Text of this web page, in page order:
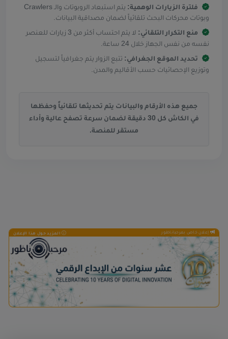
فلترة الزيارات الوهمية:
يتم استبعاد الروبوتات والـ Crawlers
وبوتات محركات البحث تلقائياً لضمان مصداقية البيانات.
منع التكرار التلقائي:
لا يتم احتساب أكثر من 3 زيارات للعنصر
نفسه من نفس الجهاز خلال 24 ساعة.
تحديد الموقع الجغرافي: تتبع الزوار يتم جغرافياً لتسجيل
وتوزيع الإحصائيات حسب الأقاليم والمدن.
جميع هذه الأرقام والبيانات يتم تحديثها تلقائياً وحفظها
في الكاش كل 30 دقيقة لضمان سرعة تصفح عالية وأداء
مستقر للمنصة.
إعلان خاص بمرحباناظور المزيد حول هذا الإعلان